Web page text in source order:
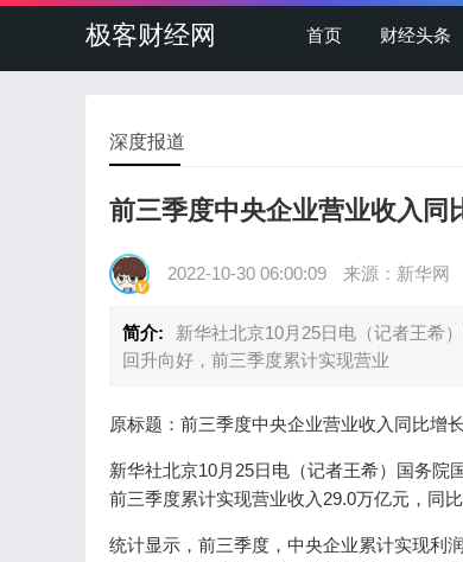
极客财经网 首页 财经头条
深度报道
前三季度中央企业营业收入同
2022-10-30 06:00:09 来源：新华网
简介:
新华社北京10月25日电（记者王希
回升向好，前三季度累计实现营业
原标题：前三季度中央企业营业收入同比增
新华社北京10月25日电（记者王希）国务院
前三季度累计实现营业收入29.0万亿元，同比
统计显示，前三季度，中央企业累计实现利